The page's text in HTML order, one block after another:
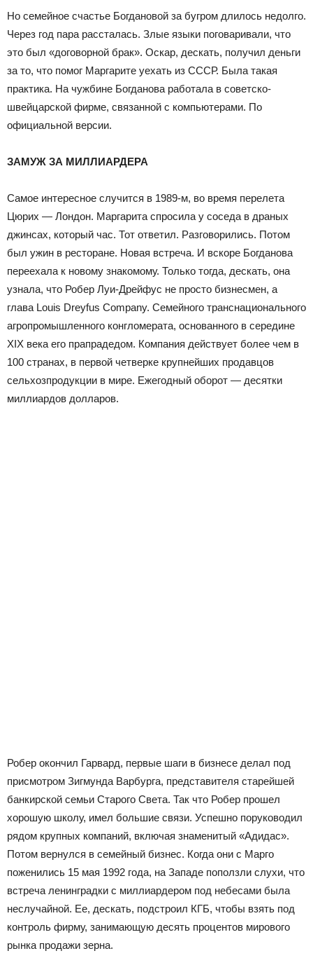
Но семейное счастье Богдановой за бугром длилось недолго.
Через год пара рассталась. Злые языки поговаривали, что
это был «договорной брак». Оскар, дескать, получил деньги
за то, что помог Маргарите уехать из СССР. Была такая
практика. На чужбине Богданова работала в советско-
швейцарской фирме, связанной с компьютерами. По
официальной версии.
ЗАМУЖ ЗА МИЛЛИАРДЕРА
Самое интересное случится в 1989-м, во время перелета
Цюрих — Лондон. Маргарита спросила у соседа в драных
джинсах, который час. Тот ответил. Разговорились. Потом
был ужин в ресторане. Новая встреча. И вскоре Богданова
переехала к новому знакомому. Только тогда, дескать, она
узнала, что Робер Луи-Дрейфус не просто бизнесмен, а
глава Louis Dreyfus Company. Семейного транснационального
агропромышленного конгломерата, основанного в середине
XIX века его прапрадедом. Компания действует более чем в
100 странах, в первой четверке крупнейших продавцов
сельхозпродукции в мире. Ежегодный оборот — десятки
миллиардов долларов.
Робер окончил Гарвард, первые шаги в бизнесе делал под
присмотром Зигмунда Варбурга, представителя старейшей
банкирской семьи Старого Света. Так что Робер прошел
хорошую школу, имел большие связи. Успешно поруководил
рядом крупных компаний, включая знаменитый «Адидас».
Потом вернулся в семейный бизнес. Когда они с Марго
поженились 15 мая 1992 года, на Западе поползли слухи, что
встреча ленинградки с миллиардером под небесами была
неслучайной. Ее, дескать, подстроил КГБ, чтобы взять под
контроль фирму, занимающую десять процентов мирового
рынка продажи зерна.